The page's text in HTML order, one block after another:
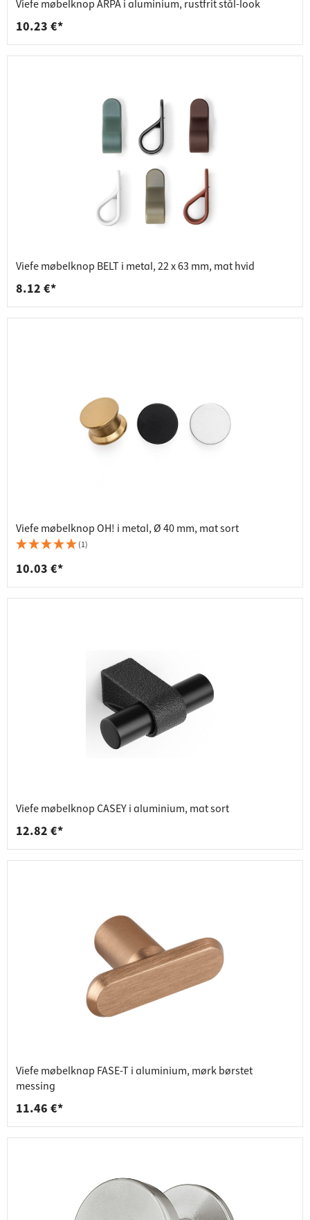
Viefe møbelknop ARPA i aluminium, rustfrit stål-look
10.23 €*
Viefe møbelknop BELT i metal, 22 x 63 mm, mat hvid
8.12 €*
Viefe møbelknop OH! i metal, Ø 40 mm, mat sort
(1)
10.03 €*
Viefe møbelknop CASEY i aluminium, mat sort
12.82 €*
Viefe møbelknap FASE-T i aluminium, mørk børstet
messing
11.46 €*